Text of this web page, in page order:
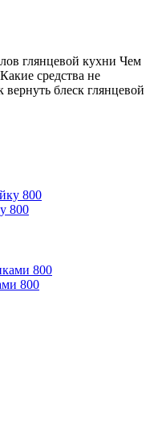
глянцевой кухни Чем
средства не
блеск глянцевой
800
800